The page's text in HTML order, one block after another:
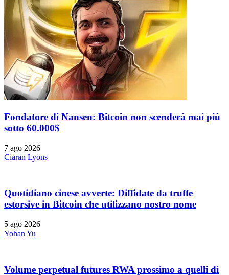
Fondatore di Nansen: Bitcoin non scenderà mai più
sotto 60.000$
7 ago 2026
Ciaran Lyons
Quotidiano cinese avverte: Diffidate da truffe
estorsive in Bitcoin che utilizzano nostro nome
5 ago 2026
Yohan Yu
Volume perpetual futures RWA prossimo a quelli di